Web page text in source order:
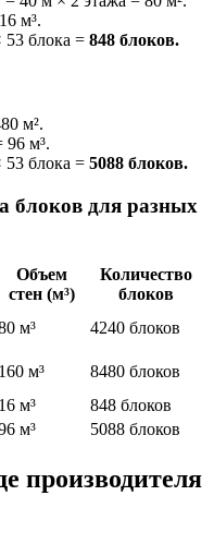
м³.
53 блока = 848 блоков.
м².
96 м³.
53 блока = 5088 блоков.
блоков для разных
Объем
стен (м³)
Количество
блоков
м³
4240 блоков
160 м³
8480 блоков
16 м³
848 блоков
м³ 5088 блоков
производителя